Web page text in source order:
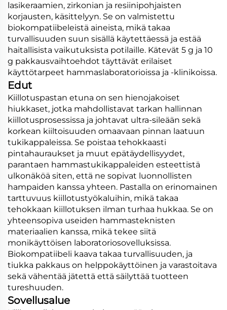
lasikeraamien, zirkonian ja resiinipohjaisten
korjausten, käsittelyyn. Se on valmistettu
biokompatiibeleistä aineista, mikä takaa
turvallisuuden suun sisällä käytettäessä ja estää
haitallisista vaikutuksista potilaille. Kätevät 5 g ja 10
g pakkausvaihtoehdot täyttävät erilaiset
käyttötarpeet hammaslaboratorioissa ja -klinikoissa.
Edut
Kiillotuspastan etuna on sen hienojakoiset
hiukkaset, jotka mahdollistavat tarkan hallinnan
kiillotusprosessissa ja johtavat ultra-sileään sekä
korkean kiiltoisuuden omaavaan pinnan laatuun
tukikappaleissa. Se poistaa tehokkaasti
pintahauraukset ja muut epätäydellisyydet,
parantaen hammastukikappaleiden esteettistä
ulkonäköä siten, että ne sopivat luonnollisten
hampaiden kanssa yhteen. Pastalla on erinomainen
tarttuvuus kiillotustyökaluihin, mikä takaa
tehokkaan kiillotuksen ilman turhaa hukkaa. Se on
yhteensopiva useiden hammasteknisten
materiaalien kanssa, mikä tekee siitä
monikäyttöisen laboratoriosovelluksissa.
Biokompatiibeli kaava takaa turvallisuuden, ja
tiukka pakkaus on helppokäyttöinen ja varastoitava
sekä vähentää jätettä että säilyttää tuotteen
tureshuuden.
Sovellusalue